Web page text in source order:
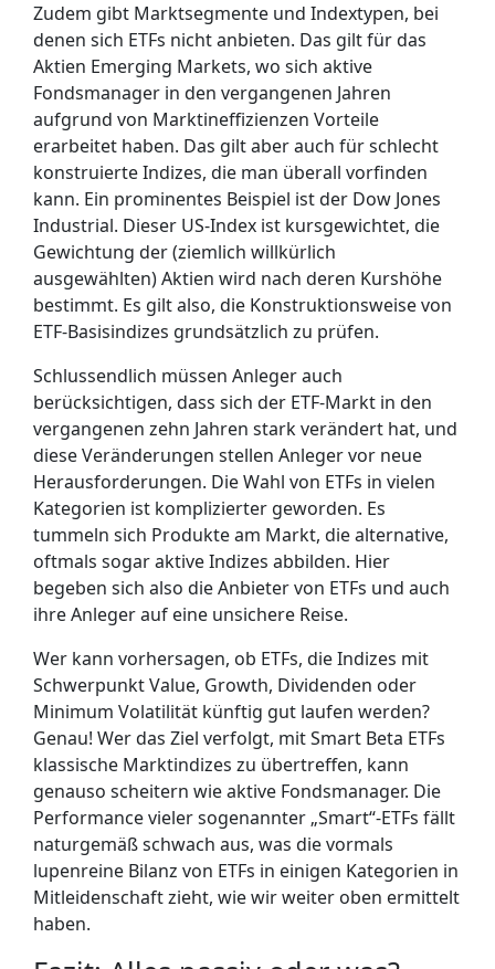
Zudem gibt Marktsegmente und Indextypen, bei
denen sich ETFs nicht anbieten. Das gilt für das
Aktien Emerging Markets, wo sich aktive
Fondsmanager in den vergangenen Jahren
aufgrund von Marktineffizienzen Vorteile
erarbeitet haben. Das gilt aber auch für schlecht
konstruierte Indizes, die man überall vorfinden
kann. Ein prominentes Beispiel ist der Dow Jones
Industrial. Dieser US-Index ist kursgewichtet, die
Gewichtung der (ziemlich willkürlich
ausgewählten) Aktien wird nach deren Kurshöhe
bestimmt. Es gilt also, die Konstruktionsweise von
ETF-Basisindizes grundsätzlich zu prüfen.
Schlussendlich müssen Anleger auch
berücksichtigen, dass sich der ETF-Markt in den
vergangenen zehn Jahren stark verändert hat, und
diese Veränderungen stellen Anleger vor neue
Herausforderungen. Die Wahl von ETFs in vielen
Kategorien ist komplizierter geworden. Es
tummeln sich Produkte am Markt, die alternative,
oftmals sogar aktive Indizes abbilden. Hier
begeben sich also die Anbieter von ETFs und auch
ihre Anleger auf eine unsichere Reise.
Wer kann vorhersagen, ob ETFs, die Indizes mit
Schwerpunkt Value, Growth, Dividenden oder
Minimum Volatilität künftig gut laufen werden?
Genau! Wer das Ziel verfolgt, mit Smart Beta ETFs
klassische Marktindizes zu übertreffen, kann
genauso scheitern wie aktive Fondsmanager. Die
Performance vieler sogenannter „Smart“-ETFs fällt
naturgemäß schwach aus, was die vormals
lupenreine Bilanz von ETFs in einigen Kategorien in
Mitleidenschaft zieht, wie wir weiter oben ermittelt
haben.